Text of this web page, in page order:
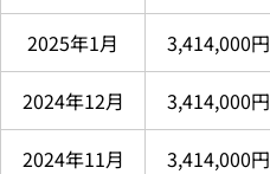
2025年1月 3,414,000円
2024年12月 3,414,000円
2024年11月 3,414,000円